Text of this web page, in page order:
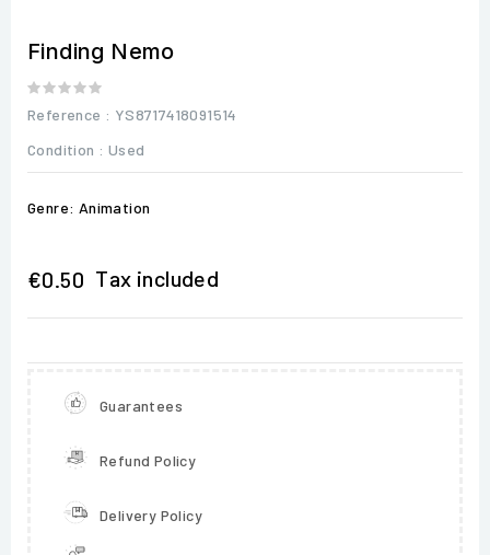
Finding Nemo
Reference : YS8717418091514
Condition : Used
Genre: Animation
€0.50 Tax included
Guarantees
Refund Policy
Delivery Policy